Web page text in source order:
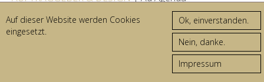
ORTE| Dresden, Flensburg, Dortmund, Mannheim
FOTOS| drei d medien service GmbH
AGB IMPRESSUM
Auf dieser Website werden Cookies
eingesetzt.
Impressum